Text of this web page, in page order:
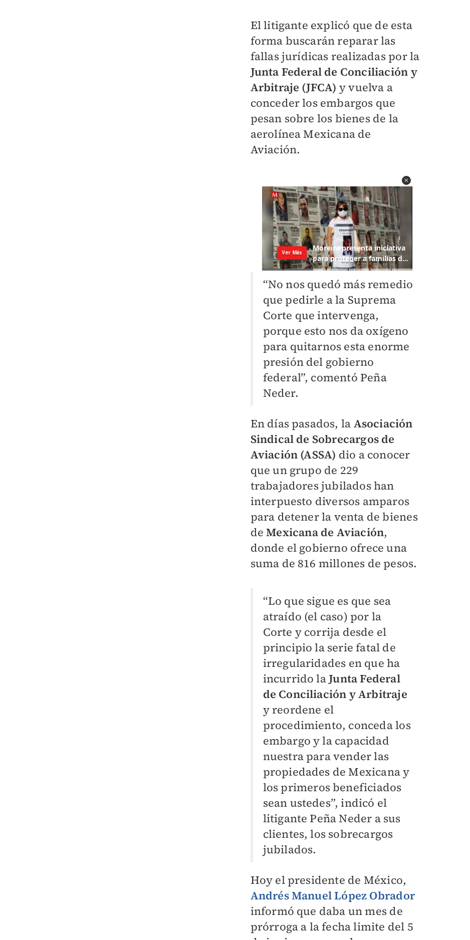
El litigante explicó que de esta
forma buscarán reparar las
fallas jurídicas realizadas por la
Junta Federal de Conciliación y
Arbitraje (JFCA) y vuelva a
conceder los embargos que
pesan sobre los bienes de la
aerolínea Mexicana de
Aviación.
“No nos quedó más remedio
que pedirle a la Suprema
Corte que intervenga,
porque esto nos da oxígeno
para quitarnos esta enorme
presión del gobierno
federal”, comentó Peña
Neder.
En días pasados, la Asociación
Sindical de Sobrecargos de
Aviación (ASSA) dio a conocer
que un grupo de 229
trabajadores jubilados han
interpuesto diversos amparos
para detener la venta de bienes
deMexicana de Aviación,
donde el gobierno ofrece una
suma de 816 millones de pesos.
“Lo que sigue es que sea
atraído (el caso) por la
Corte y corrija desde el
principio la serie fatal de
irregularidades en que ha
incurrido laJunta Federal
de Conciliación y Arbitraje
y reordene el
procedimiento, conceda los
embargo y la capacidad
nuestra para vender las
propiedades de Mexicana y
los primeros beneficiados
sean ustedes”, indicó el
litigante Peña Neder a sus
clientes, los sobrecargos
jubilados.
Hoy el presidente de México,
Andrés Manuel López Obrador
informó que daba un mes de
prórroga a la fecha limite del 5